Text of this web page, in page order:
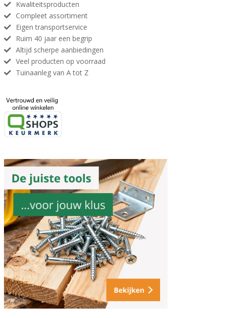
Kwaliteitsproducten
Compleet assortiment
Eigen transportservice
Ruim 40 jaar een begrip
Altijd scherpe aanbiedingen
Veel producten op voorraad
Tuinaanleg van A tot Z